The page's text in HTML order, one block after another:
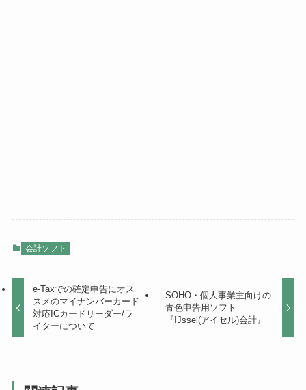
会計ソフト
e-Taxでの確定申告にオス
スメのマイナンバーカード
対応ICカードリーダー/ラ
イターについて
SOHO・個人事業主向けの
青色申告用ソフト
『IJssel(アイセル)会計』